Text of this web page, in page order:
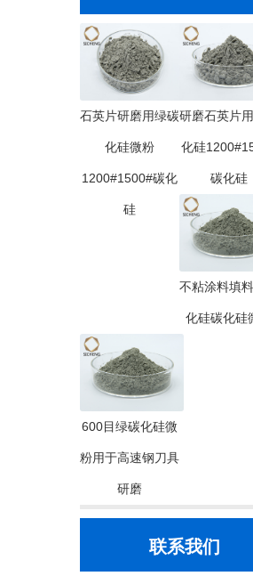
石英片研磨用绿碳
化硅微粉
1200#1500#碳化
硅
研磨石英片
化硅
碳化硅
不粘涂料填
化硅碳化硅
600目绿碳化硅微
粉用于高速钢刀具
研磨
联系我们